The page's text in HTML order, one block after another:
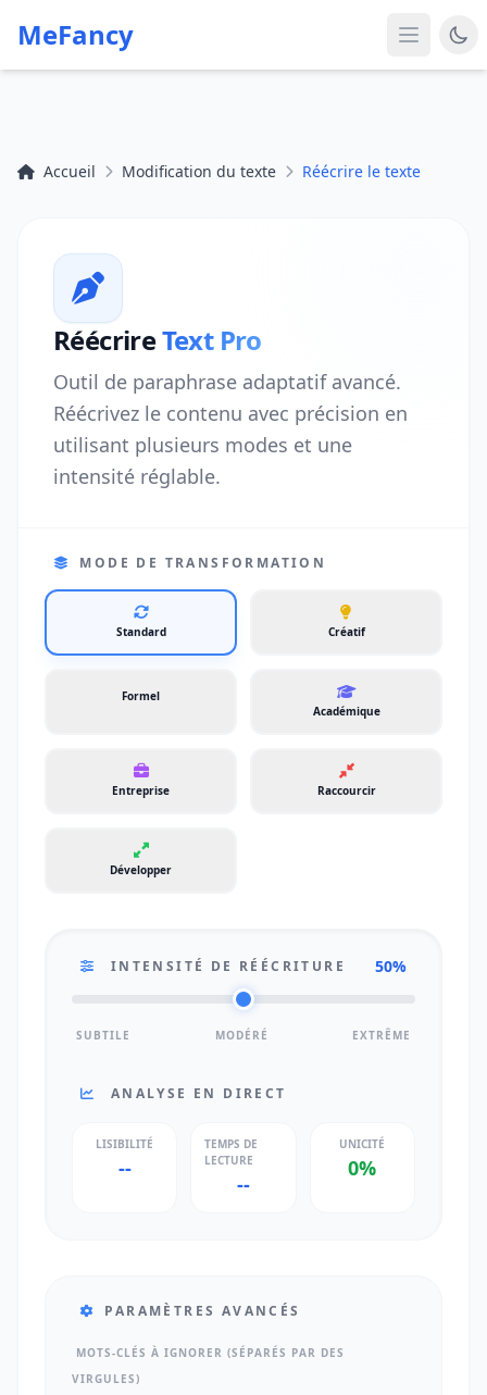
MeFancy
Accueil Modification du texte Réécrire le texte
RéécrireText Pro
Outil de paraphrase adaptatif avancé.
Réécrivez le contenu avec précision en
utilisant plusieurs modes et une
intensité réglable.
MODE DE TRANSFORMATION
Standard Créatif
Formel
Académique
Entreprise Raccourcir
Développer
INTENSITÉ DE RÉÉCRITURE 50%
SUBTILE MODÉRÉ EXTRÊME
ANALYSE EN DIRECT
LISIBILITÉ
--
TEMPS DE
LECTURE
--
UNICITÉ
0%
PARAMÈTRES AVANCÉS
MOTS-CLÉS À IGNORER (SÉPARÉS PAR DES
VIRGULES)